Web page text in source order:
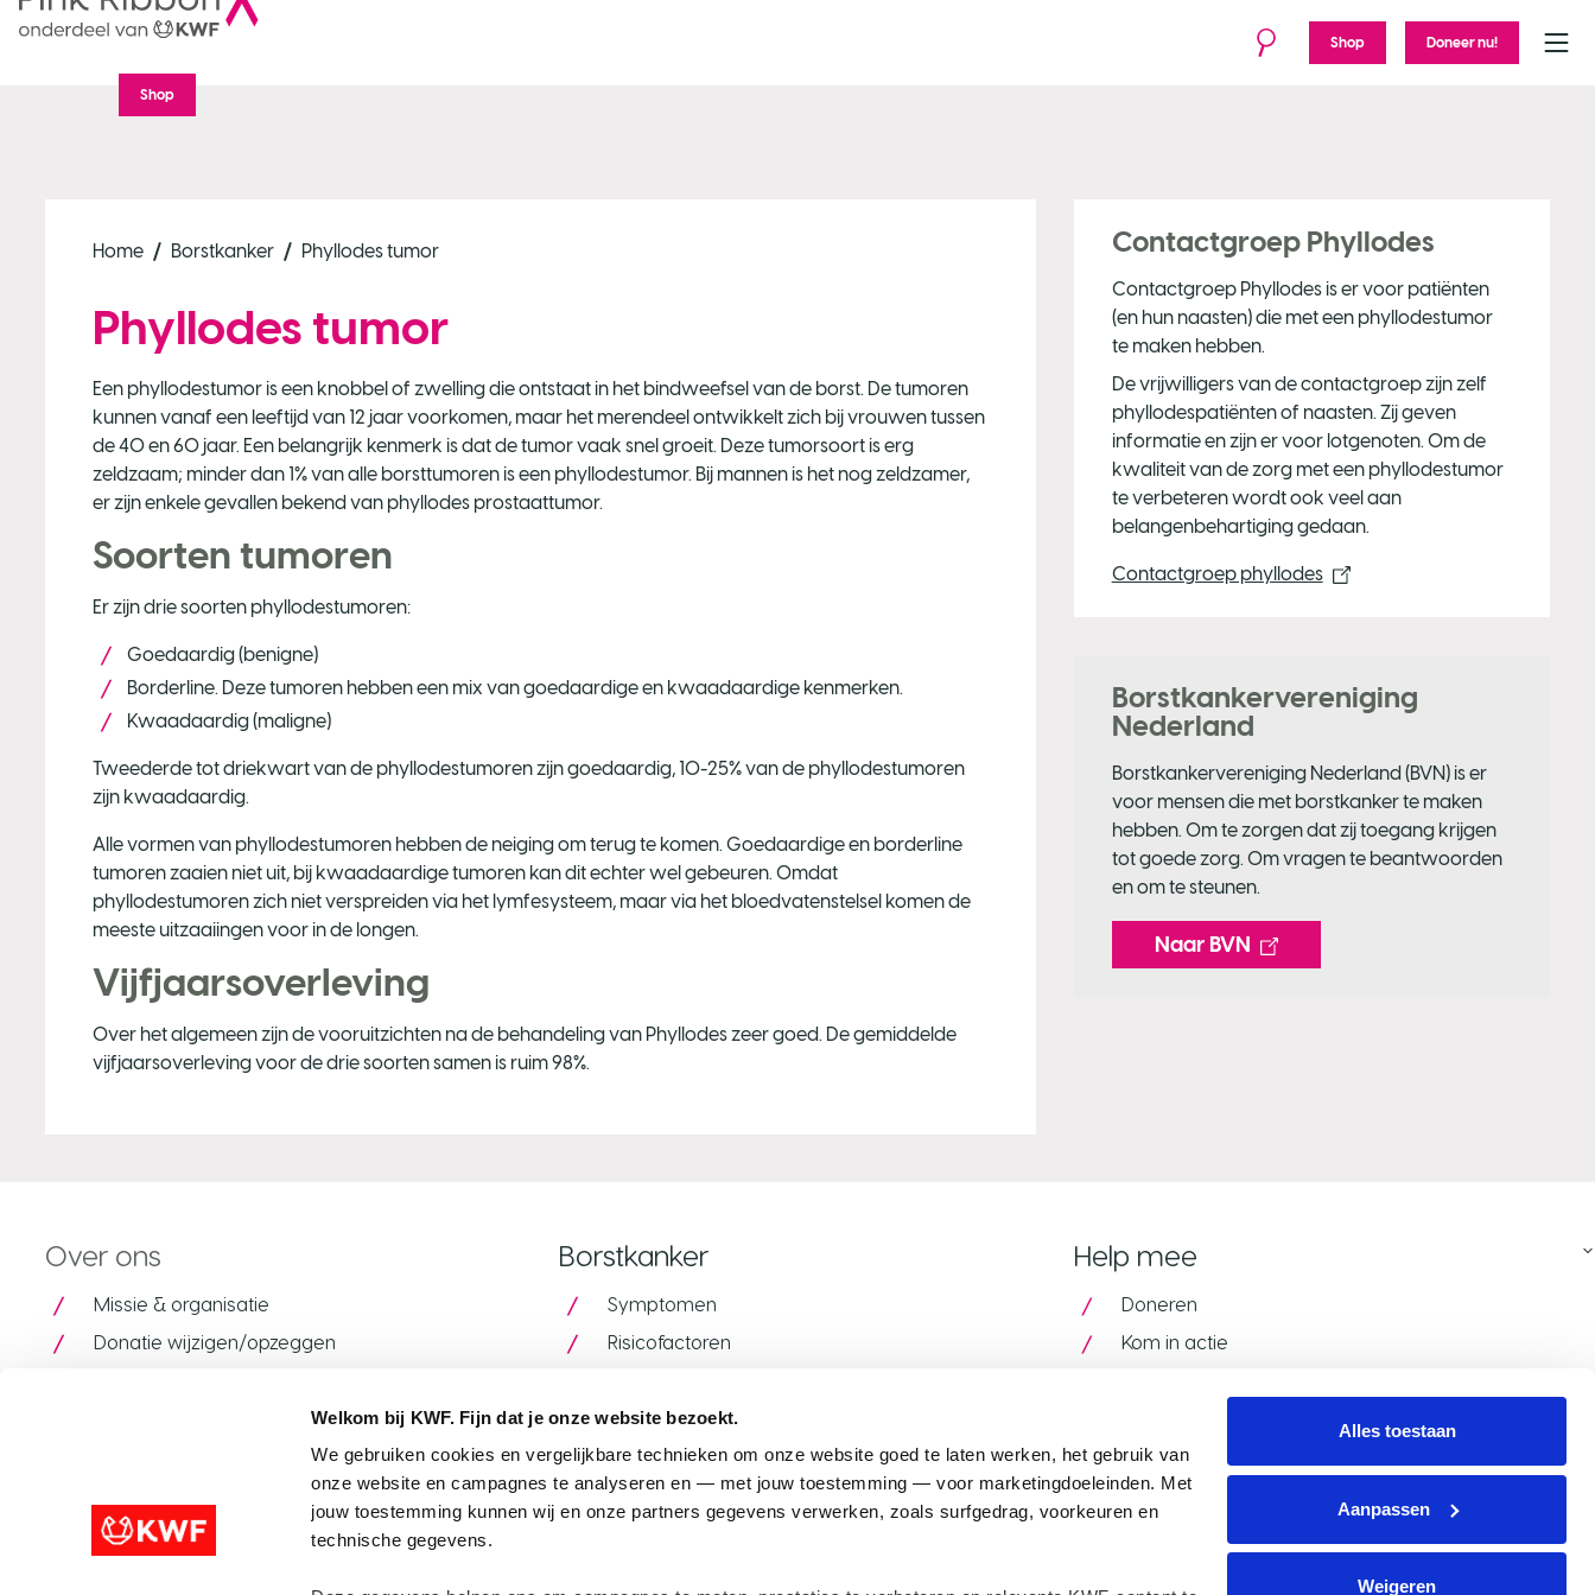
Welkom bij KWF. Fijn dat je onze website bezoekt.
We gebruiken cookies en vergelijkbare technieken om onze website goed te laten werken, het gebruik van
onze website en campagnes te analyseren en — met jouw toestemming — voor marketingdoeleinden. Met
jouw toestemming kunnen wij en onze partners gegevens verwerken, zoals surfgedrag, voorkeuren en
technische gegevens.
Alles toestaan
Aanpassen
Weigeren
Shop
Shop
Doneer nu!
Home Borstkanker Phyllodes tumor
Phyllodes tumor
Een phyllodestumor is een knobbel of zwelling die ontstaat in het bindweefsel van de borst. De tumoren
kunnen vanaf een leeftijd van 12 jaar voorkomen, maar het merendeel ontwikkelt zich bij vrouwen tussen
de 40 en 60 jaar. Een belangrijk kenmerk is dat de tumor vaak snel groeit. Deze tumorsoort is erg
zeldzaam; minder dan 1% van alle borsttumoren is een phyllodestumor. Bij mannen is het nog zeldzamer,
er zijn enkele gevallen bekend van phyllodes prostaattumor.
Soorten tumoren
Er zijn drie soorten phyllodestumoren:
Goedaardig (benigne)
Borderline. Deze tumoren hebben een mix van goedaardige en kwaadaardige kenmerken.
Kwaadaardig (maligne)
Tweederde tot driekwart van de phyllodestumoren zijn goedaardig, 10-25% van de phyllodestumoren
zijn kwaadaardig.
Alle vormen van phyllodestumoren hebben de neiging om terug te komen. Goedaardige en borderline
tumoren zaaien niet uit, bij kwaadaardige tumoren kan dit echter wel gebeuren. Omdat
phyllodestumoren zich niet verspreiden via het lymfesysteem, maar via het bloedvatenstelsel komen de
meeste uitzaaiingen voor in de longen.
Vijfjaarsoverleving
Over het algemeen zijn de vooruitzichten na de behandeling van Phyllodes zeer goed. De gemiddelde
vijfjaarsoverleving voor de drie soorten samen is ruim 98%.
Contactgroep Phyllodes
Contactgroep Phyllodes is er voor patiënten
(en hun naasten) die met een phyllodestumor
te maken hebben.
De vrijwilligers van de contactgroep zijn zelf
phyllodespatiënten of naasten. Zij geven
informatie en zijn er voor lotgenoten. Om de
kwaliteit van de zorg met een phyllodestumor
te verbeteren wordt ook veel aan
belangenbehartiging gedaan.
Contactgroep phyllodes
Borstkankervereniging
Nederland
Borstkankervereniging Nederland (BVN) is er
voor mensen die met borstkanker te maken
hebben. Om te zorgen dat zij toegang krijgen
tot goede zorg. Om vragen te beantwoorden
en om te steunen.
Naar BVN
Over ons
Missie & organisatie
Donatie wijzigen/opzeggen
Geschiedenis van Pink Ribbon
Ambassadeur Quinty
Borstkanker
Symptomen
Risicofactoren
Fabels over borstkanker
Alcohol, voeding en thermografie
Ervaringsverhalen van patienten
Help mee
Doneren
Kom in actie
Speel mee met de VriendenLoterij
Postcode Loterij